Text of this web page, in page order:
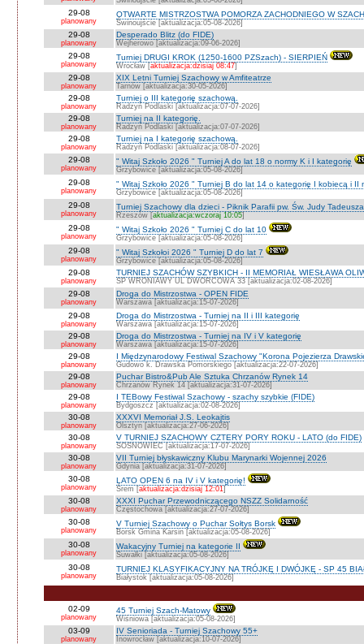
29-08
planowany
OTWARTE MISTRZOSTWA POMORZA ZACHODNIEGO W
Świnoujście [aktualizacja:05-08-2026]
29-08
planowany
Desperado Blitz (do FIDE)
Wejherowo [aktualizacja:09-06-2026]
29-08
planowany
Turniej DRUGI KROK (1250-1600 PZSzach) - SIERPIEŃ
Wrocław [aktualizacja:dzisiaj 08:47]
29-08
planowany
XIX Letni Turniej Szachowy w Amfiteatrze
Tarnów [aktualizacja:30-05-2026]
29-08
planowany
Turniej o III kategorię szachową.
Radzyń Podlaski [aktualizacja:07-07-2026]
29-08
planowany
Turniej na II kategorię.
Radzyń Podlaski [aktualizacja:07-07-2026]
29-08
planowany
Turniej na I kategorię szachową.
Radzyń Podlaski [aktualizacja:08-07-2026]
29-08
planowany
" Witaj Szkoło 2026 " Turniej A do lat 18 o normy K i I kategorię
Grzybowice [aktualizacja:05-08-2026]
29-08
planowany
" Witaj Szkoło 2026 " Turniej B do lat 14 o kategorię I kobiecą i II
Grzybowice [aktualizacja:05-08-2026]
29-08
planowany
Turniej Szachowy dla dzieci - Piknik Parafii pw. Św. Judy
Rzeszów [aktualizacja:wczoraj 10:05]
29-08
planowany
" Witaj Szkoło 2026 " Turniej C do lat 10
Grzybowice [aktualizacja:05-08-2026]
29-08
planowany
" Witaj Szkołoi 2026 " Turniej D do lat 7
Grzybowice [aktualizacja:05-08-2026]
29-08
planowany
TURNIEJ SZACHÓW SZYBKICH - II MEMORIAŁ WIESŁAWA
SP WRONIAWY UL DWORCOWA 33 [aktualizacja:02-08-2026]
29-08
planowany
Droga do Mistrzostwa - OPEN FIDE
Warszawa [aktualizacja:15-07-2026]
29-08
planowany
Droga do Mistrzostwa - Turniej na II i III kategorię
Warszawa [aktualizacja:15-07-2026]
29-08
planowany
Droga do Mistrzostwa - Turniej na IV i V kategorię
Warszawa [aktualizacja:15-07-2026]
29-08
planowany
I Międzynarodowy Festiwal Szachowy "Korona Pojezierza
Gudowo k. Drawska Pomorskiego [aktualizacja:22-07-2026]
29-08
planowany
Puchar Bistro&Pub Ale Sztuka Chrzanów Rynek 14
Chrzanów Rynek 14 [aktualizacja:31-07-2026]
29-08
planowany
I TEBowy Festiwal Szachowy - szachy szybkie (FIDE)
Bydgoszcz [aktualizacja:02-08-2026]
30-08
planowany
XXXVI Memoriał J.S. Leokajtis
Olsztyn [aktualizacja:27-06-2026]
30-08
planowany
V TURNIEJ SZACHOWY CZTERY PORY ROKU - LATO (do FIDE)
SOSNOWIEC [aktualizacja:17-07-2026]
30-08
planowany
VII Turniej błyskawiczny Klubu Marynarki Wojennej 2026
Gdynia [aktualizacja:31-07-2026]
30-08
planowany
LATO OPEN 6 na IV i V kategorię!
Śrem [aktualizacja:dzisiaj 12:01]
30-08
planowany
XXXI Puchar Przewodniczącego NSZZ Solidarność
Częstochowa [aktualizacja:27-07-2026]
30-08
planowany
V Turniej Szachowy o Puchar Sołtys Borsk
Borsk Gmina Karsin [aktualizacja:05-08-2026]
30-08
planowany
Wakacyjny Turniej na kategorie II
Suwałki [aktualizacja:05-08-2026]
30-08
planowany
TURNIEJ KLASYFIKACYJNY NA TRÓJKĘ I DWÓJKĘ - SP 45
Białystok [aktualizacja:05-08-2026]
02-09
planowany
45 Turniej Szach-Matowy
Wiśniowa [aktualizacja:05-08-2026]
03-09
planowany
IV Senioriada - Turniej Szachowy 55+
Inowrocław [aktualizacja:10-07-2026]